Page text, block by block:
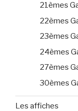
21èmes
22èmes
23èmes
24èmes
27èmes
30èmes
Les affiches